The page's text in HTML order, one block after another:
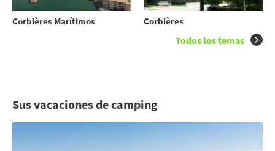
Corbières Marítimos Corbières
Todos los temas
Sus vacaciones de camping